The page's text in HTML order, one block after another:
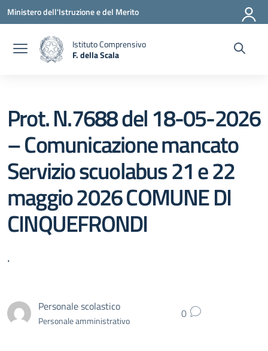
Vai ai contenuti
Vai al menu di navigazione
Vai al footer
Ministero dell'Istruzione e del Merito
Istituto Comprensivo
F. della Scala
Prot. N.7688 del 18-05-2026
– Comunicazione mancato
Servizio scuolabus 21 e 22
maggio 2026 COMUNE DI
CINQUEFRONDI
.
Personale scolastico
Personale amministrativo 0